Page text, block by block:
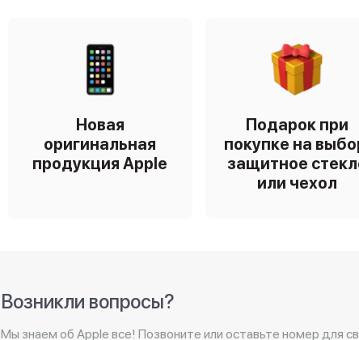
Новая
оригинальная
продукция Apple
Подарок при
покупке на
защитное
или чехол
Возникли вопросы?
Мы знаем об Apple все! Позвоните или оставьте номер для